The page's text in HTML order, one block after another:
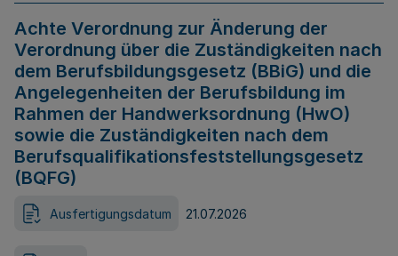
Achte Verordnung zur Änderung der
Verordnung über die Zuständigkeiten nach
dem Berufsbildungsgesetz (BBiG) und die
Angelegenheiten der Berufsbildung im
Rahmen der Handwerksordnung (HwO)
sowie die Zuständigkeiten nach dem
Berufsqualifikationsfeststellungsgesetz
(BQFG)
Ausfertigungsdatum 21.07.2026